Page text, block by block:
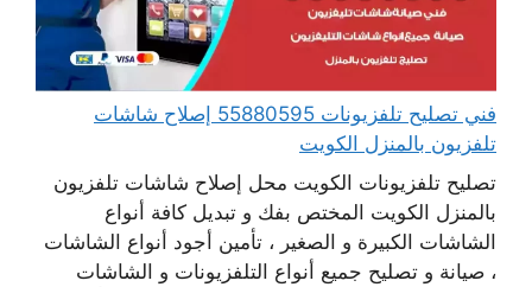
فني تصليح تلفزيونات 55880595 إصلاح شاشات
تلفزيون بالمنزل الكويت
تصليح تلفزيونات الكويت محل إصلاح شاشات تلفزيون
بالمنزل الكويت المختص بفك و تبديل كافة أنواع
الشاشات الكبيرة و الصغير ، تأمين أجود أنواع الشاشات
، صيانة و تصليح جميع أنواع التلفزيونات و الشاشات